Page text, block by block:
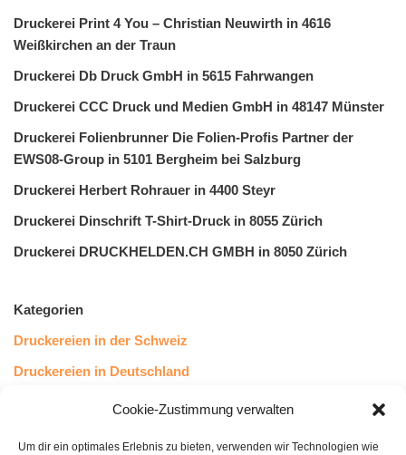
Cookie-Zustimmung verwalten
Um dir ein optimales Erlebnis zu bieten, verwenden wir Technologien wie
Druckerei Print 4 You – Christian Neuwirth in 4616
Weißkirchen an der Traun
Druckerei Db Druck GmbH in 5615 Fahrwangen
Druckerei CCC Druck und Medien GmbH in 48147 Münster
Druckerei Folienbrunner Die Folien-Profis Partner der
EWS08-Group in 5101 Bergheim bei Salzburg
Druckerei Herbert Rohrauer in 4400 Steyr
Druckerei Dinschrift T-Shirt-Druck in 8055 Zürich
Druckerei DRUCKHELDEN.CH GMBH in 8050 Zürich
Kategorien
Druckereien in der Schweiz
Druckereien in Deutschland
Druckereien in Österreich